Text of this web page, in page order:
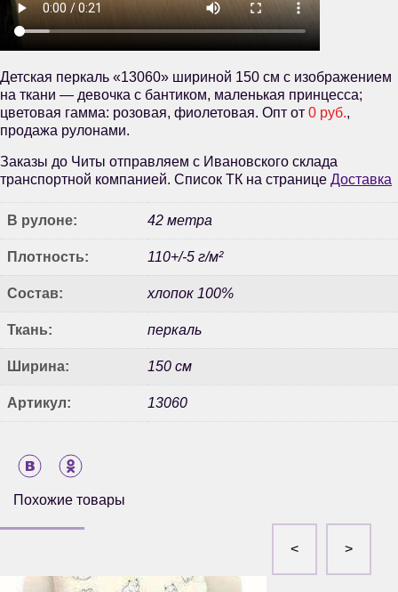
Детская перкаль «13060» шириной 150 см с изображением
на ткани — девочка с бантиком, маленькая принцесса;
цветовая гамма: розовая, фиолетовая. Опт от 0 руб.,
продажа рулонами.
Заказы до Читы отправляем с Ивановского склада
транспортной компанией. Список ТК на странице Доставка
В рулоне: 42 метра
Плотность: 110+/-5 г/м²
Состав: хлопок 100%
Ткань: перкаль
Ширина: 150 см
Артикул: 13060
Похожие товары